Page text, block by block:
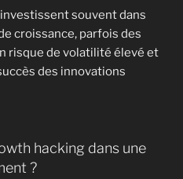
souvent dans
croissance, parfois des
risque de volatilité élevé et
des innovations
hacking dans une
?